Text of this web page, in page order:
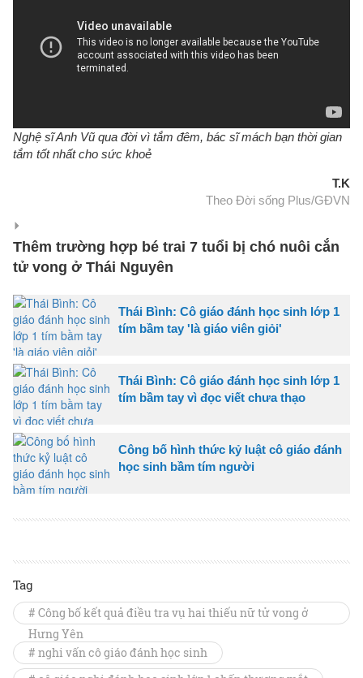
Nghệ sĩ Anh Vũ qua đời vì tắm đêm, bác sĩ mách bạn thời gian
tắm tốt nhất cho sức khoẻ
T.K
Theo Đời sống Plus/GĐVN
Thêm trường hợp bé trai 7 tuổi bị chó nuôi cắn
tử vong ở Thái Nguyên
Thái Bình: Cô giáo đánh học sinh lớp 1
tím bầm tay 'là giáo viên giỏi'
Thái Bình: Cô giáo đánh học sinh lớp 1
tím bầm tay vì đọc viết chưa thạo
Công bố hình thức kỷ luật cô giáo đánh
học sinh bầm tím người
Tag
# Công bố kết quả điều tra vụ hai thiếu nữ tử vong ở
Hưng Yên
# nghi vấn cô giáo đánh học sinh